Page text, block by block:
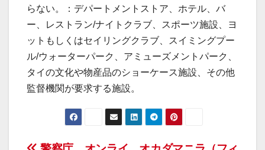
らない。：デパートメントストア、ホテル、バ
ー、レストラン/ナイトクラブ、スポーツ施設、ヨ
ットもしくはセイリングクラブ、スイミングプー
ル/ウォーターパーク、アミューズメントパーク、
タイの文化や物産品のショーケース施設、その他
監督機関が要求する施設。